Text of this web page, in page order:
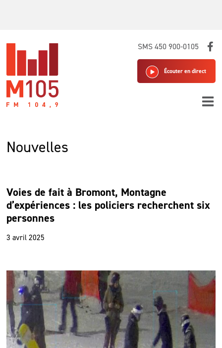
SMS 450 900-0105
Écouter en direct
Nouvelles
Voies de fait à Bromont, Montagne
d’expériences : les policiers recherchent six
personnes
3 avril 2025